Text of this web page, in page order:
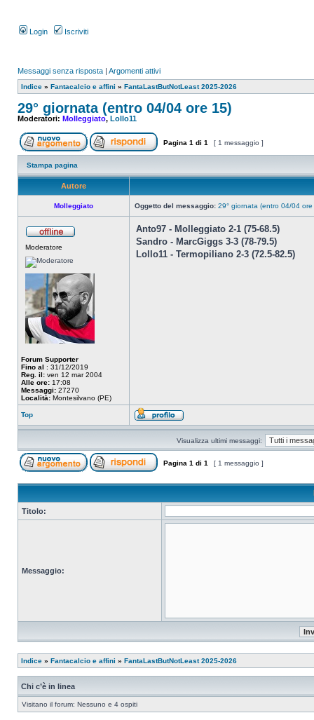
Login Iscriviti
Messaggi senza risposta | Argomenti attivi
Indice » Fantacalcio e affini » FantaLastButNotLeast 2025-2026
29° giornata (entro 04/04 ore 15)
Moderatori: Molleggiato, Lollo11
Pagina 1 di 1 [ 1 messaggio ]
Stampa pagina
Autore
Molleggiato Oggetto del messaggio: 29° giornata (entro 04/04 ore
Moderatore
Forum Supporter
Fino al : 31/12/2019
Reg. il: ven 12 mar 2004
Alle ore: 17:08
Messaggi: 27270
Località: Montesilvano (PE)
Anto97 - Molleggiato 2-1 (75-68.5)
Sandro - MarcGiggs 3-3 (78-79.5)
Lollo11 - Termopiliano 2-3 (72.5-82.5)
Top
Visualizza ultimi messaggi:
Pagina 1 di 1 [ 1 messaggio ]
Titolo:
Messaggio:
Indice » Fantacalcio e affini » FantaLastButNotLeast 2025-2026
Chi c’è in linea
Visitano il forum: Nessuno e 4 ospiti